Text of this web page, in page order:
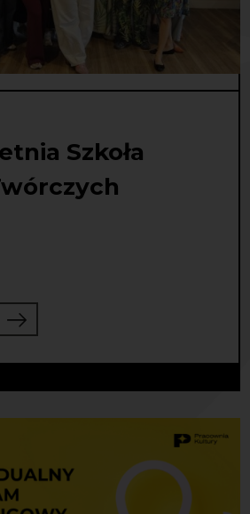
Szkoła
Letnia Szkoła Praktyk